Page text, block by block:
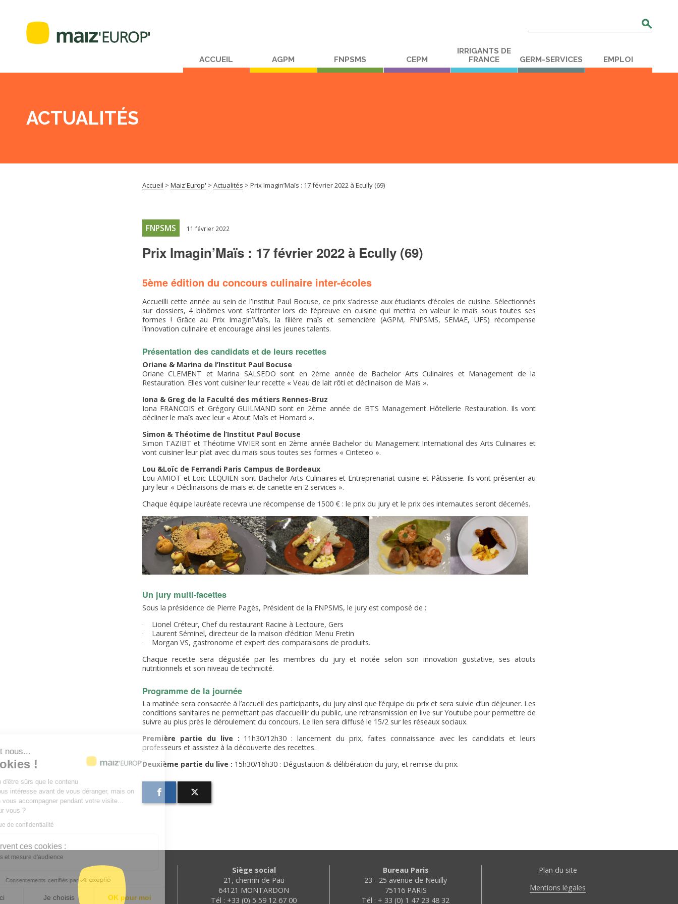
:
ACCUEIL AGPM FNPSMS CEPM
IRRIGANTS DE
FRANCE
GERM-SERVICES EMPLOI
ACTUALITÉS
Accueil > Maiz'Europ' > Actualités > Prix Imagin’Maïs : 17 février 2022 à Ecully (69)
FNPSMS 11 février 2022
Prix Imagin’Maïs : 17 février 2022 à Ecully (69)
5ème édition du concours culinaire inter-écoles
Accueilli cette année au sein de l’Institut Paul Bocuse, ce prix s’adresse aux étudiants d’écoles de cuisine. Sélectionnés
sur dossiers, 4 binômes vont s’affronter lors de l’épreuve en cuisine qui mettra en valeur le maïs sous toutes ses
formes ! Grâce au Prix Imagin’Maïs, la filière maïs et semencière (AGPM, FNPSMS, SEMAE, UFS) récompense
l’innovation culinaire et encourage ainsi les jeunes talents.
Présentation des candidats et de leurs recettes
Oriane & Marina de l’Institut Paul Bocuse
Oriane CLEMENT et Marina SALSEDO sont en 2ème année de Bachelor Arts Culinaires et Management de la
Restauration. Elles vont cuisiner leur recette « Veau de lait rôti et déclinaison de Maïs ».
Iona & Greg de la Faculté des métiers Rennes-Bruz
Iona FRANCOIS et Grégory GUILMAND sont en 2ème année de BTS Management Hôtellerie Restauration. Ils vont
décliner le maïs avec leur « Atout Maïs et Homard ».
Simon & Théotime de l’Institut Paul Bocuse
Simon TAZIBT et Théotime VIVIER sont en 2ème année Bachelor du Management International des Arts Culinaires et
vont cuisiner leur plat avec du maïs sous toutes ses formes « Cinteteo ».
Lou &Loïc de Ferrandi Paris Campus de Bordeaux
Lou AMIOT et Loïc LEQUIEN sont Bachelor Arts Culinaires et Entreprenariat cuisine et Pâtisserie. Ils vont présenter au
jury leur « Déclinaisons de maïs et de canette en 2 services ».
Chaque équipe lauréate recevra une récompense de 1500 € : le prix du jury et le prix des internautes seront décernés.
Un jury multi-facettes
Sous la présidence de Pierre Pagès, Président de la FNPSMS, le jury est composé de :
· Lionel Créteur, Chef du restaurant Racine à Lectoure, Gers
· Laurent Séminel, directeur de la maison d’édition Menu Fretin
· Morgan VS, gastronome et expert des comparaisons de produits.
Chaque recette sera dégustée par les membres du jury et notée selon son innovation gustative, ses atouts
nutritionnels et son niveau de technicité.
Programme de la journée
La matinée sera consacrée à l’accueil des participants, du jury ainsi que l’équipe du prix et sera suivie d’un déjeuner. Les
conditions sanitaires ne permettant pas d’accueillir du public, une retransmission en live sur Youtube pour permettre de
suivre au plus près le déroulement du concours. Le lien sera diffusé le 15/2 sur les réseaux sociaux.
Première partie du live : 11h30/12h30 : lancement du prix, faites connaissance avec les candidats et leurs
professeurs et assistez à la découverte des recettes.
Deuxième partie du live : 15h30/16h30 : Dégustation & délibération du jury, et remise du prix.
Siège social
21, chemin de Pau
64121 MONTARDON
Tél : +33 (0) 5 59 12 67 00
Bureau Paris
23 - 25 avenue de Neuilly
75116 PARIS
Tél : + 33 (0) 1 47 23 48 32
Plan du site
Mentions légales
Salut c'est nous...
les Cookies !
On a attendu d'être sûrs que le contenu
de ce site vous intéresse avant de vous déranger, mais on
aimerait bien vous accompagner pendant votre visite...
C'est OK pour vous ?
Lire la politique de confidentialité
À quoi servent ces cookies :
Statistiques et mesure d'audience
Consentements certifiés par
Non merci Je choisis